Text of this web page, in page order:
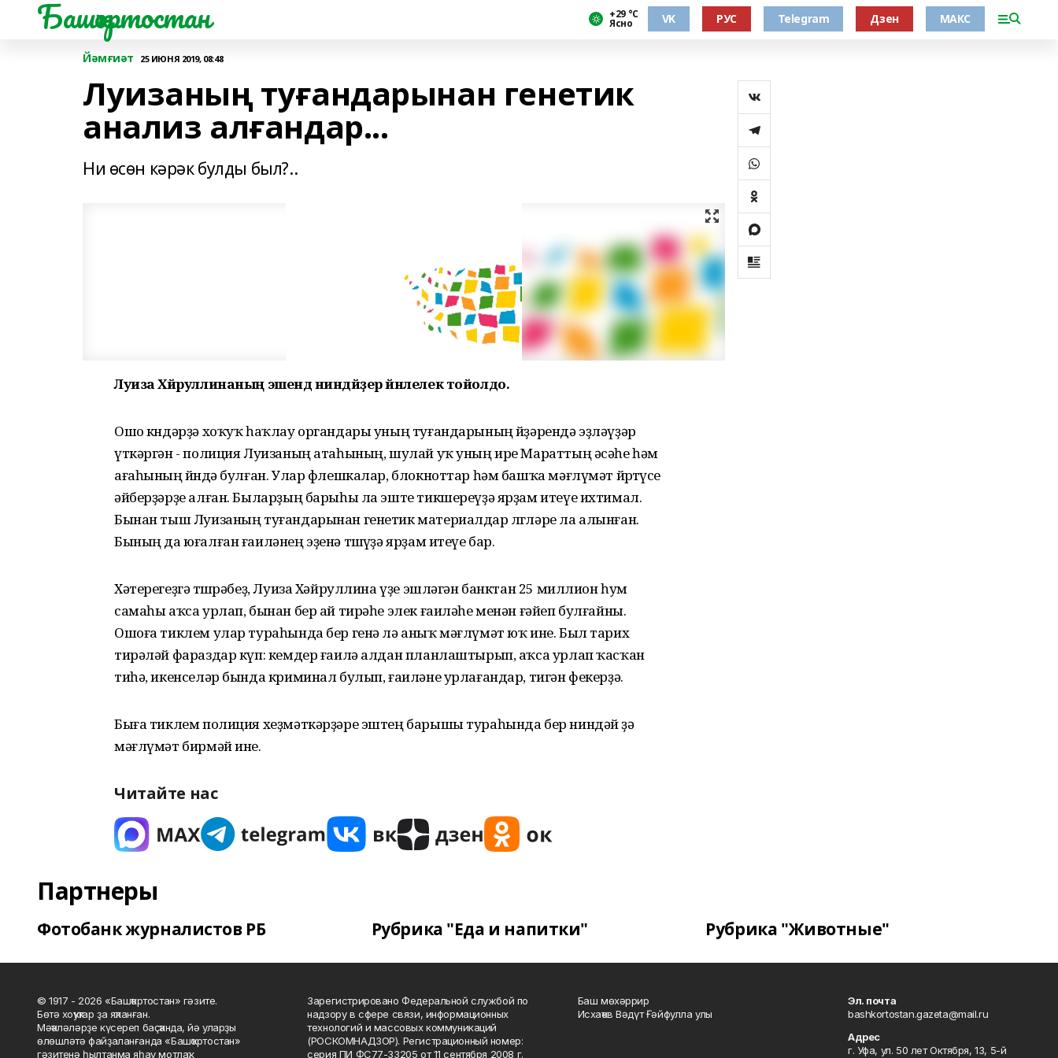
Башҡортостан +29 °С
Ясно VK РУС Telegram Дзен МАКС
Йәмғиәт 25 ИЮНЯ 2019, 08:48
Луизаның туғандарынан генетик
анализ алғандар...
Ни өсөн кәрәк булды был?..
Луиза Хәйруллинаның эшендә ниндәйҙер йәнлелек тойолдо.
Ошо көндәрҙә хоҡуҡ һаҡлау органдары уның туғандарының өйҙәрендә эҙләүҙәр
үткәргән - полиция Луизаның атаһының, шулай уҡ уның ире Мараттың әсәһе һәм
ағаһының өйөндә булған. Улар флешкалар, блокноттар һәм башҡа мәғлүмәт йөрөтөүсе
әйберҙәрҙе алған. Быларҙың барыһы ла эште тикшереүҙә ярҙам итеүе ихтимал.
Бынан тыш Луизаның туғандарынан генетик материалдар өлгөләре ла алынған.
Бының да юғалған ғаиләнең эҙенә төшөүҙә ярҙам итеүе бар.
Хәтерегеҙгә төшөрәбеҙ, Луиза Хәйруллина үҙе эшләгән банктан 25 миллион һум
самаһы аҡса урлап, бынан бер ай тирәһе элек ғаиләһе менән ғәйеп булғайны.
Ошоға тиклем улар тураһында бер генә лә аныҡ мәғлүмәт юҡ ине. Был тарих
тирәләй фараздар күп: кемдер ғаилә алдан планлаштырып, аҡса урлап ҡасҡан
тиһә, икенселәр бында криминал булып, ғаиләне урлағандар, тигән фекерҙә.
Быға тиклем полиция хеҙмәткәрҙәре эштең барышы тураһында бер ниндәй ҙә
мәғлүмәт бирмәй ине.
Читайте нас
Партнеры
Фотобанк журналистов РБ Рубрика "Еда и напитки" Рубрика "Животные"
© 1917 - 2026 «Башҡортостан» гәзите.
Бөтә хоҡуҡтар ҙа яҡланған.
Мәҡәләләрҙе күсереп баҫҡанда, йә уларҙы
өлөшләтә файҙаланғанда «Башҡортостан»
гәзитенә һылтанма яһау мотлаҡ.
Зарегистрировано Федеральной службой по
надзору в сфере связи, информационных
технологий и массовых коммуникаций
(РОСКОМНАДЗОР). Регистрационный номер:
серия ПИ ФС77-33205 от 11 сентября 2008 г.
Баш мөхәррир
Исхаҡов Вәдүт Ғәйфулла улы
Эл. почта
bashkortostan.gazeta@mail.ru
Адрес
г. Уфа, ул. 50 лет Октября, 13, 5-й